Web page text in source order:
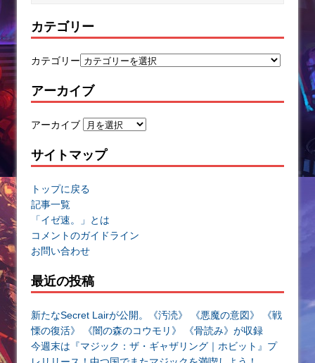
カテゴリー
カテゴリー
アーカイブ
アーカイブ
サイトマップ
トップに戻る
記事一覧
「イゼ速。」とは
コメントのガイドライン
お問い合わせ
最近の投稿
新たなSecret Lairが公開。《汚涜》 《悪魔の意図》 《戦
慄の復活》 《闇の森のコウモリ》 《骨読み》が収録
今週末は『マジック：ザ・ギャザリング｜ホビット』プ